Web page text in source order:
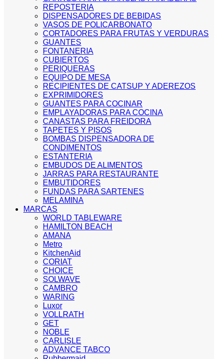
REPOSTERIA
DISPENSADORES DE BEBIDAS
VASOS DE POLICARBONATO
CORTADORES PARA FRUTAS Y VERDURAS
GUANTES
FONTANERIA
CUBIERTOS
PERIQUERAS
EQUIPO DE MESA
RECIPIENTES DE CATSUP Y ADEREZOS
EXPRIMIDORES
GUANTES PARA COCINAR
EMPLAYADORAS PARA COCINA
CANASTAS PARA FREIDORA
TAPETES Y PISOS
BOMBAS DISPENSADORA DE
CONDIMENTOS
ESTANTERIA
EMBUDOS DE ALIMENTOS
JARRAS PARA RESTAURANTE
EMBUTIDORES
FUNDAS PARA SARTENES
MELAMINA
MARCAS
WORLD TABLEWARE
HAMILTON BEACH
AMANA
Metro
KitchenAid
CORIAT
CHOICE
SOLWAVE
CAMBRO
WARING
Luxor
VOLLRATH
GET
NOBLE
CARLISLE
ADVANCE TABCO